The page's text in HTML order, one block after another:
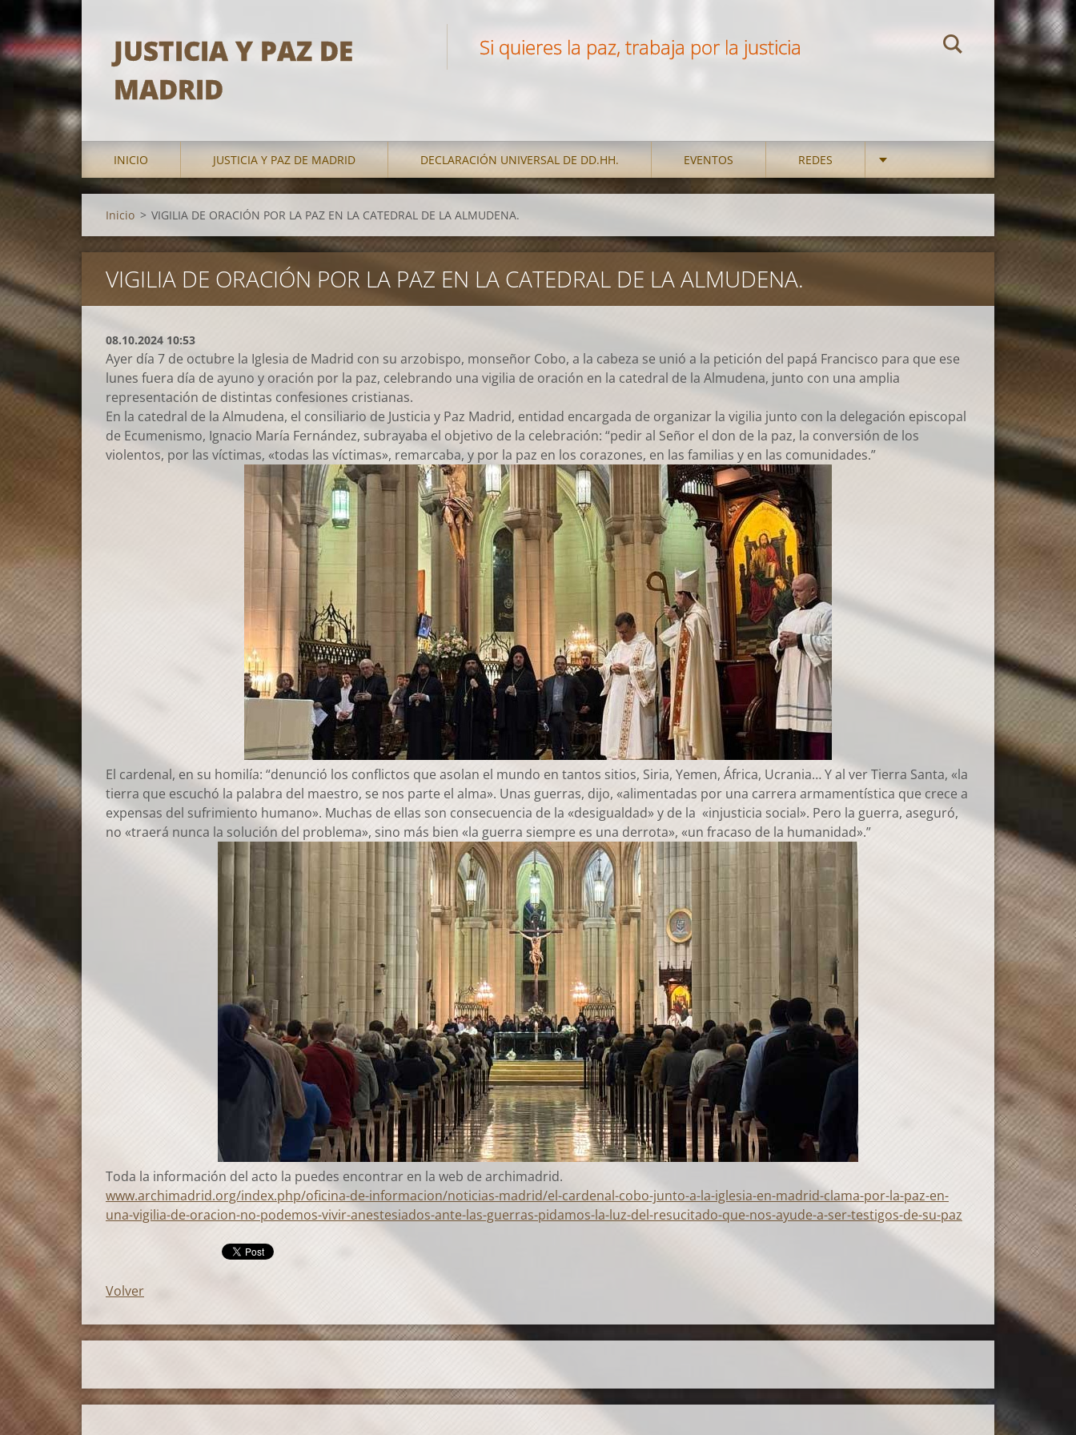
JUSTICIA Y PAZ DE
MADRID
Si quieres la paz, trabaja por la justicia
INICIO JUSTICIA Y PAZ DE MADRID DECLARACIÓN UNIVERSAL DE DD.HH. EVENTOS REDES
Inicio > VIGILIA DE ORACIÓN POR LA PAZ EN LA CATEDRAL DE LA ALMUDENA.
VIGILIA DE ORACIÓN POR LA PAZ EN LA CATEDRAL DE LA ALMUDENA.
08.10.2024 10:53
Ayer día 7 de octubre la Iglesia de Madrid con su arzobispo, monseñor Cobo, a la cabeza se unió a la petición del papá Francisco para que ese
lunes fuera día de ayuno y oración por la paz, celebrando una vigilia de oración en la catedral de la Almudena, junto con una amplia
representación de distintas confesiones cristianas.
En la catedral de la Almudena, el consiliario de Justicia y Paz Madrid, entidad encargada de organizar la vigilia junto con la delegación episcopal
de Ecumenismo, Ignacio María Fernández, subrayaba el objetivo de la celebración: “pedir al Señor el don de la paz, la conversión de los
violentos, por las víctimas, «todas las víctimas», remarcaba, y por la paz en los corazones, en las familias y en las comunidades.”
El cardenal, en su homilía: “denunció los conflictos que asolan el mundo en tantos sitios, Siria, Yemen, África, Ucrania… Y al ver Tierra Santa, «la
tierra que escuchó la palabra del maestro, se nos parte el alma». Unas guerras, dijo, «alimentadas por una carrera armamentística que crece a
expensas del sufrimiento humano». Muchas de ellas son consecuencia de la «desigualdad» y de la «injusticia social». Pero la guerra, aseguró,
no «traerá nunca la solución del problema», sino más bien «la guerra siempre es una derrota», «un fracaso de la humanidad».”
Toda la información del acto la puedes encontrar en la web de archimadrid.
www.archimadrid.org/index.php/oficina-de-informacion/noticias-madrid/el-cardenal-cobo-junto-a-la-iglesia-en-madrid-clama-por-la-paz-en-
una-vigilia-de-oracion-no-podemos-vivir-anestesiados-ante-las-guerras-pidamos-la-luz-del-resucitado-que-nos-ayude-a-ser-testigos-de-su-paz
Volver